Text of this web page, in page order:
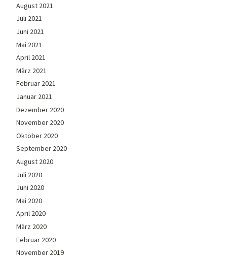
August 2021
Juli 2021
Juni 2021
Mai 2021
April 2021
März 2021
Februar 2021
Januar 2021
Dezember 2020
November 2020
Oktober 2020
September 2020
August 2020
Juli 2020
Juni 2020
Mai 2020
April 2020
März 2020
Februar 2020
November 2019